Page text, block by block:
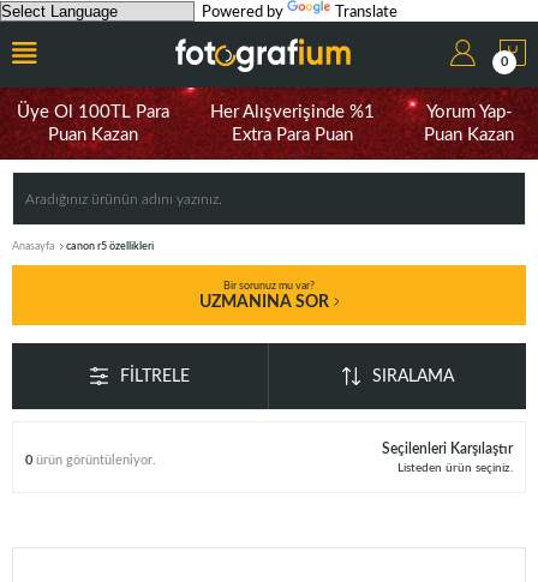
Powered by Translate
0
Üye Ol 100TL Para
Puan Kazan
Her Alışverişinde %1
Extra Para Puan
Yorum Yap-
Puan Kazan
Anasayfa canon r5 özellikleri
Bir sorunuz mu var?
UZMANINA SOR
FILTRELE SIRALAMA
0 ürün görüntüleniyor.
Seçilenleri Karşılaştır
Listeden ürün seçiniz.